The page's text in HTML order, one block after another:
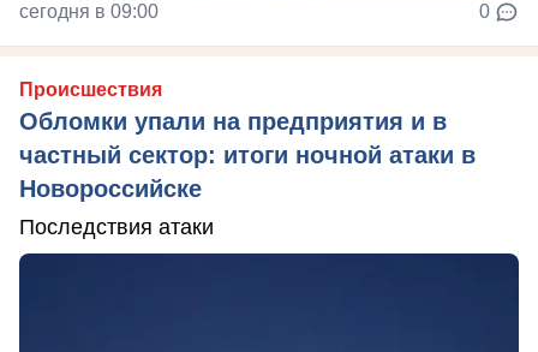
сегодня в 09:00 0
Происшествия
Обломки упали на предприятия и в
частный сектор: итоги ночной атаки в
Новороссийске
Последствия атаки